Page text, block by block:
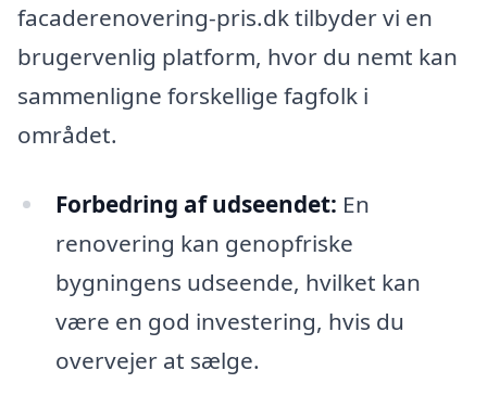
facaderenovering-pris.dk tilbyder vi en
brugervenlig platform, hvor du nemt kan
sammenligne forskellige fagfolk i
området.
Forbedring af udseendet: En
renovering kan genopfriske
bygningens udseende, hvilket kan
være en god investering, hvis du
overvejer at sælge.